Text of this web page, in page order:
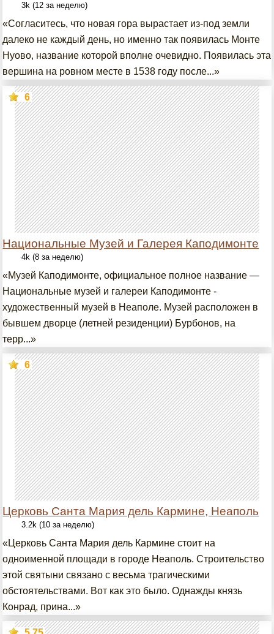
3k (12 за неделю)
«Согласитесь, что новая гора вырастает из-под земли
далеко не каждый день, но именно так появилась Монте
Нуово, название которой вполне очевидно. Появилась эта
вершина на ровном месте в 1538 году после...»
Национальные Музей и Галерея Каподимонте
6
4k (8 за неделю)
«Музей Каподимонте, официальное полное название —
Национальные музей и галереи Каподимонте -
художественный музей в Неаполе. Музей расположен в
бывшем дворце (летней резиденции) Бурбонов, на
терр...»
Церковь Санта Мария дель Кармине, Неаполь
6
3.2k (10 за неделю)
«Церковь Санта Мария дель Кармине стоит на
одноименной площади в городе Неаполь. Строительство
этой святыни связано с весьма трагическими
обстоятельствами. Вот как это было. Однажды князь
Конрад, прина...»